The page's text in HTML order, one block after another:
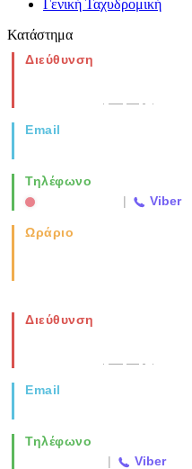
Γενική Ταχυδρομική
Κατάστημα
Διεύθυνση
Email
Τηλέφωνο
| Viber
Ωράριο
Διεύθυνση
Email
Τηλέφωνο
| Viber